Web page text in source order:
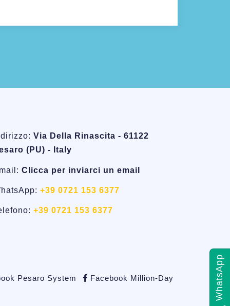
Via Della Rinascita - 61122
(PU) - Italy
Clicca per inviarci un email
+39 0721 153 6377
+39 0721 153 6377
Pesaro System Facebook Million-Day WhatsApp